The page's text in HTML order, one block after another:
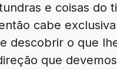
e coisas do
cabe
descobrir o que
que